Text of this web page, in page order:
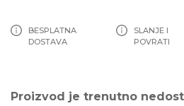
BESPLATNA
DOSTAVA
SLANJE I
POVRATI
Proizvod je trenutno